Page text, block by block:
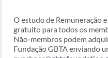
O estudo de Remuneração
gratuito para todos os
Não-membros podem
Fundação GBTA enviando